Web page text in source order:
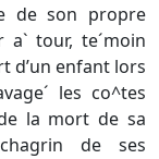
de son propre
tour, te´moin
d’un enfant lors
les co^tes
la mort de sa
de ses